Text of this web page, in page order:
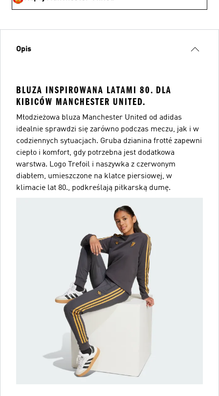
Opis
BLUZA INSPIROWANA LATAMI 80. DLA
KIBICÓW MANCHESTER UNITED.
Młodzieżowa bluza Manchester United od adidas
idealnie sprawdzi się zarówno podczas meczu, jak i w
codziennych sytuacjach. Gruba dzianina frotté zapewni
ciepło i komfort, gdy potrzebna jest dodatkowa
warstwa. Logo Trefoil i naszywka z czerwonym
diabłem, umieszczone na klatce piersiowej, w
klimacie lat 80., podkreślają piłkarską dumę.